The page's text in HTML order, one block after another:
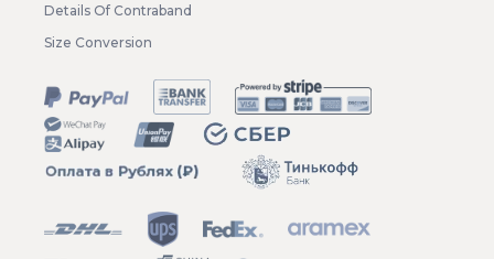
Details Of Contraband
Size Conversion